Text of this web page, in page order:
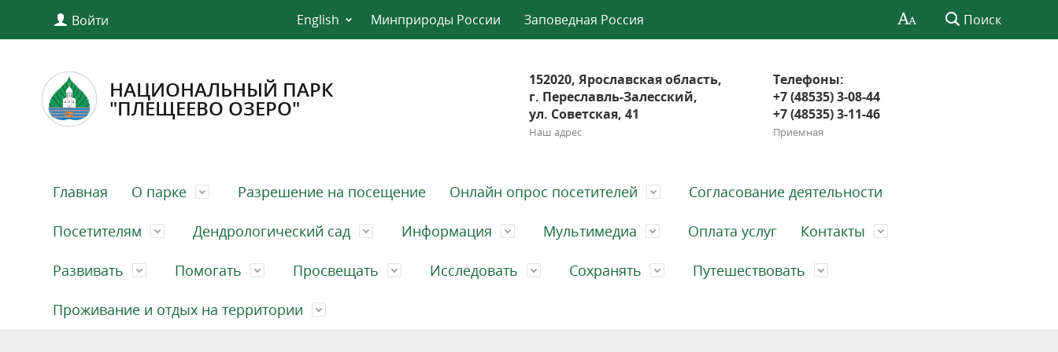
Войти English Минприроды России Заповедная Россия Поиск
НАЦИОНАЛЬНЫЙ ПАРК
"ПЛЕЩЕЕВО ОЗЕРО"
152020, Ярославская область,
г. Переславль-Залесский,
ул. Советская, 41
Наш адрес
Телефоны:
+7 (48535) 3-08-44
+7 (48535) 3-11-46
Приемная
Главная О парке Разрешение на посещение Онлайн опрос посетителей Согласование деятельности
Посетителям Дендрологический сад Информация Мультимедиа Оплата услуг Контакты
Развивать Помогать Просвещать Исследовать Сохранять Путешествовать
Проживание и отдых на территории